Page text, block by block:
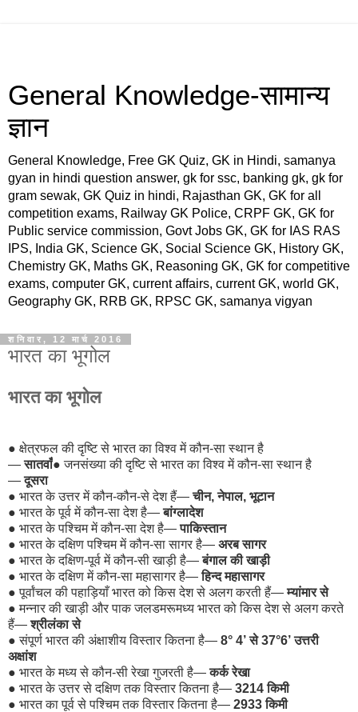
General Knowledge-सामान्य
ज्ञान
General Knowledge, Free GK Quiz, GK in Hindi, samanya
gyan in hindi question answer, gk for ssc, banking gk, gk for
gram sewak, GK Quiz in hindi, Rajasthan GK, GK for all
competition exams, Railway GK Police, CRPF GK, GK for
Public service commission, Govt Jobs GK, GK for IAS RAS
IPS, India GK, Science GK, Social Science GK, History GK,
Chemistry GK, Maths GK, Reasoning GK, GK for competitive
exams, computer GK, current affairs, current GK, world GK,
Geography GK, RRB GK, RPSC GK, samanya vigyan
शनिवार, 12 मार्च 2016
भारत का भूगोल
भारत का भूगोल
● क्षेत्रफल की दृष्टि से भारत का विश्व में कौन-सा स्थान है
—सातवाँ●जनसंख्या की दृष्टि से भारत का विश्व में कौन-सा स्थान है
—दूसरा
● भारत के उत्तर में कौन-कौन-से देश हैं—चीन, नेपाल, भूटान
● भारत के पूर्व में कौन-सा देश है—बांग्लादेश
● भारत के पश्चिम में कौन-सा देश है—पाकिस्तान
● भारत के दक्षिण पश्चिम में कौन-सा सागर है— अरब सागर
● भारत के दक्षिण-पूर्व में कौन-सी खाड़ी है—बंगाल की खाड़ी
● भारत के दक्षिण में कौन-सा महासागर है—हिन्द महासागर
●पूर्वांचल की पहाड़ियाँ भारत को किस देश से अलग करती हैं—म्यांमार से
●मन्नार की खाड़ी और पाक जलडमरूमध्य भारत को किस देश से अलग करते
हैं—श्रीलंका से
●संपूर्ण भारत की अंक्षाशीय विस्तार कितना है— 8° 4’ से 37°6’ उत्तरी
अक्षांश
● भारत के मध्य से कौन-सी रेखा गुजरती है—कर्क रेखा
● भारत के उत्तर से दक्षिण तक विस्तार कितना है— 3214 किमी
● भारत का पूर्व से पश्चिम तक विस्तार कितना है— 2933 किमी